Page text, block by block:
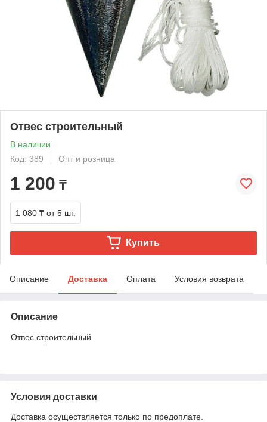
Отвес строительный
В наличии
Код: 389
Опт и розница
1 200 ₸
1 080 ₸ от 5 шт.
Купить
Описание Доставка Оплата Условия возврата
Описание
Отвес строительный
Условия доставки
Доставка осуществляется только по предоплате.